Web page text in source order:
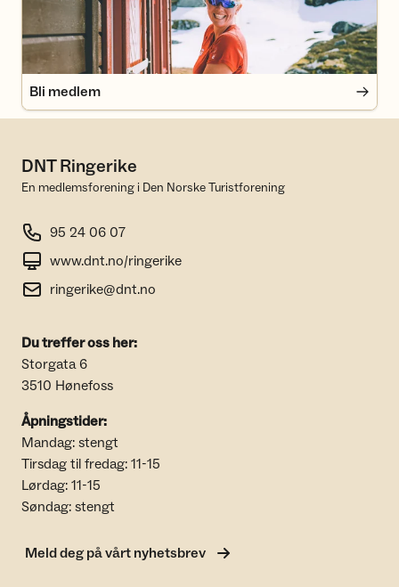
Bli medlem
DNT Ringerike
En medlemsforening i Den Norske Turistforening
95 24 06 07
www.dnt.no/ringerike
ringerike@dnt.no
Du treffer oss her:
Storgata 6
3510 Hønefoss
Åpningstider:
Mandag: stengt
Tirsdag til fredag: 11-15
Lørdag: 11-15
Søndag: stengt
Meld deg på vårt nyhetsbrev